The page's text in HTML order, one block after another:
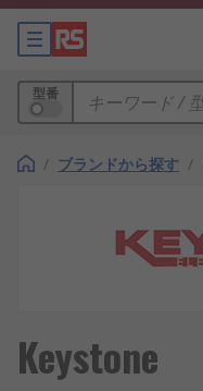
型番
/ ブランドから探す /
Keystone